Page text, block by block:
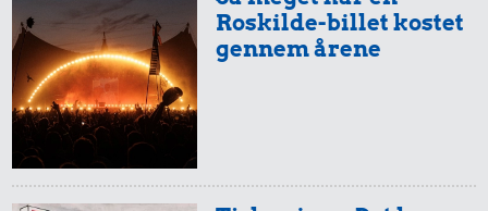
Roskilde-billet kostet
gennem årene